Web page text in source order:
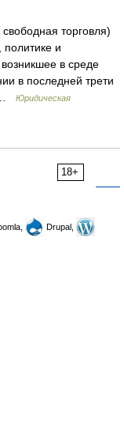
торговля)
политике и
в среде
в последней трети
…
Юридическая
18+
Drupal,